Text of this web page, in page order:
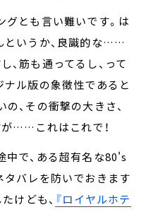
グとも言い難いです。は
というか、良識的な……
、筋も通ってるし、って
ナル版の象徴性であると
、その衝撃の大きさ、
……これはこれで！
で、ある超有名な80's
タバレを防いでおきます
けども、 『ロイヤルホテ